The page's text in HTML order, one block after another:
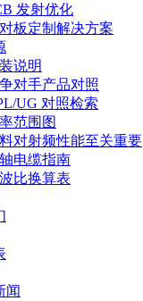
发射优化
板定制解决方案
说明
对手产品对照
UG 对照检索
范围图
对射频性能至关重要
电缆指南
比换算表
闻